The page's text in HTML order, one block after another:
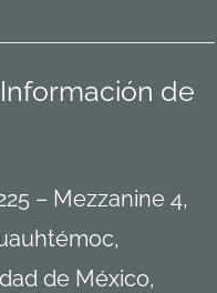
de
– Mezzanine 4,
de México,